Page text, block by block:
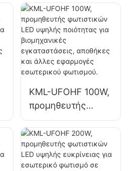
ευκρίνειας για
εσωτερικούς
χώρους, όπως
βιομηχανικά
εργοστάσια και
αποθήκες.
KML-UFOHF 100W,
προμηθευτής
φωτιστικών LED
υψηλής ποιότητας
για βιομηχανικές
εγκαταστάσεις,